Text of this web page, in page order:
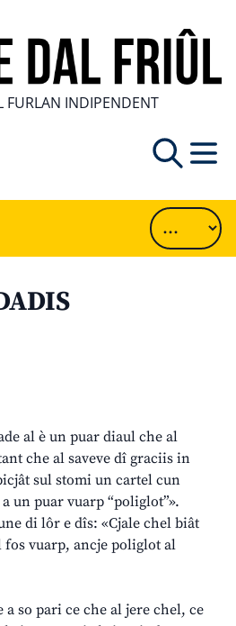
FURLAN INDIPENDENT
al è un puar diaul che al
che al saveve dî graciis in
sul stomi un cartel cun
un puar vuarp “poliglot”».
di lôr e dîs: «Cjale chel biât
fos vuarp, ancje poliglot al
so pari ce che al jere chel, ce